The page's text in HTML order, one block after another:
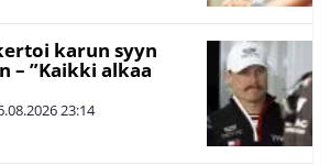
karun syyn
– ”Kaikki alkaa
23:14